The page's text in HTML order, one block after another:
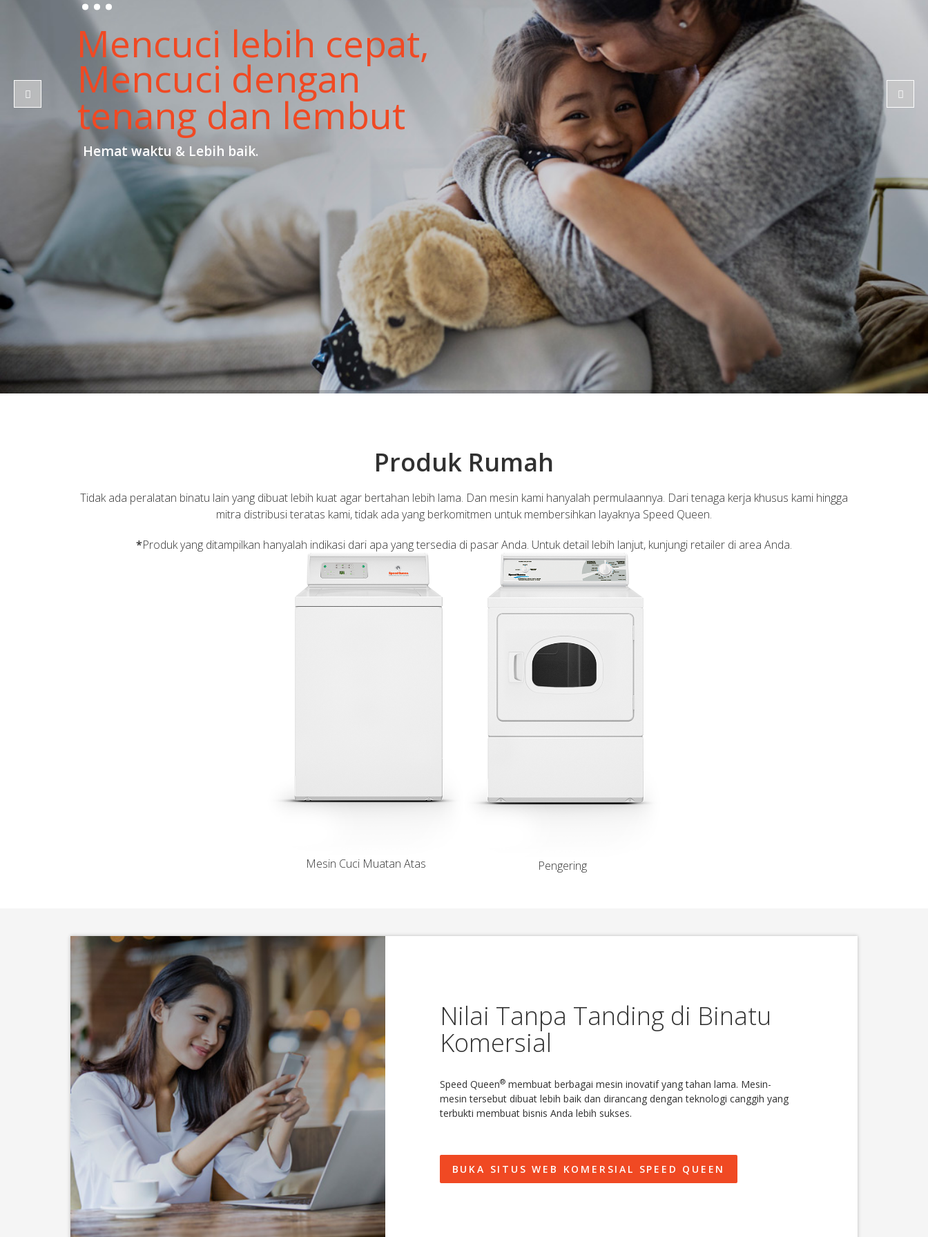
Dibuat dengan
lebih baik dan tahan lama
Kami hanya memproduksi mesin laundry,
dan kami mengerjakannya lebih baik dari yang lain.
Produk Rumah
Tidak ada peralatan binatu lain yang dibuat lebih kuat agar bertahan lebih lama. Dan mesin kami hanyalah permulaannya. Dari tenaga kerja khusus kami hingga
mitra distribusi teratas kami, tidak ada yang berkomitmen untuk membersihkan layaknya Speed ​​Queen.
*Produk yang ditampilkan hanyalah indikasi dari apa yang tersedia di pasar Anda. Untuk detail lebih lanjut, kunjungi retailer di area Anda.
Mesin Cuci Muatan Atas Pengering
Nilai Tanpa Tanding di Binatu
Komersial
Speed ​​Queen®membuat berbagai mesin inovatif yang tahan lama. Mesin-
mesin tersebut dibuat lebih baik dan dirancang dengan teknologi canggih yang
terbukti membuat bisnis Anda lebih sukses.
BUKA SITUS WEB KOMERSIAL SPEED ​​QUEEN